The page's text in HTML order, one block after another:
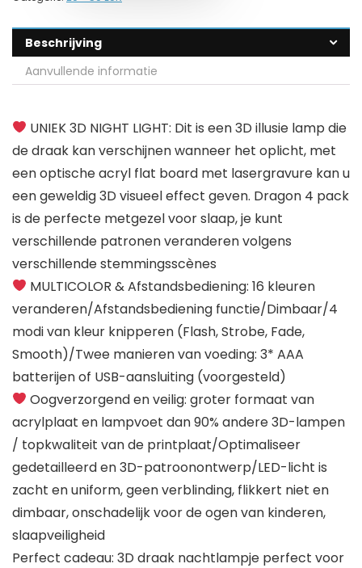
Beschrijving
Aanvullende informatie
UNIEK 3D NIGHT LIGHT: Dit is een 3D illusie lamp die
de draak kan verschijnen wanneer het oplicht, met
een optische acryl flat board met lasergravure kan u
een geweldig 3D visueel effect geven. Dragon 4 pack
is de perfecte metgezel voor slaap, je kunt
verschillende patronen veranderen volgens
verschillende stemmingsscènes
MULTICOLOR & Afstandsbediening: 16 kleuren
veranderen/Afstandsbediening functie/Dimbaar/4
modi van kleur knipperen (Flash, Strobe, Fade,
Smooth)/Twee manieren van voeding: 3* AAA
batterijen of USB-aansluiting (voorgesteld)
Oogverzorgend en veilig: groter formaat van
acrylplaat en lampvoet dan 90% andere 3D-lampen
/ topkwaliteit van de printplaat/Optimaliseer
gedetailleerd en 3D-patroonontwerp/LED-licht is
zacht en uniform, geen verblinding, flikkert niet en
dimbaar, onschadelijk voor de ogen van kinderen,
slaapveiligheid
Perfect cadeau: 3D draak nachtlampje perfect voor